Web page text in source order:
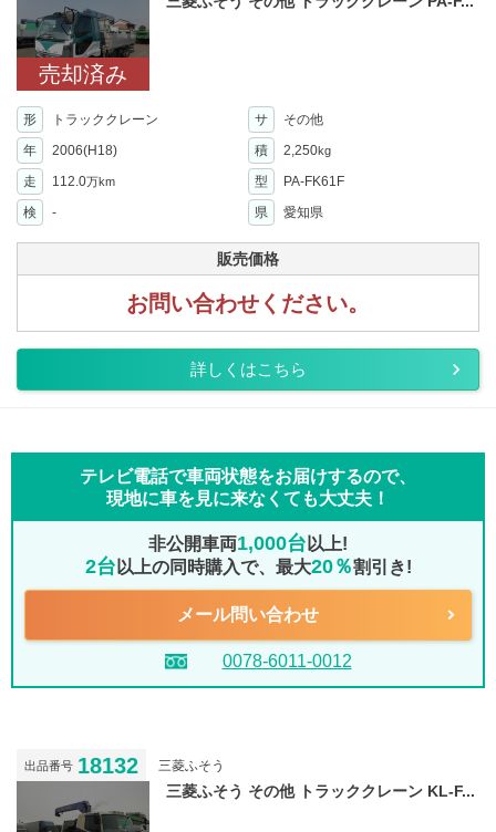
売却済み
形 トラッククレーン サ
その他
年
2006(H18) 積 2,250kg
走 112.0万km 型
PA-FK61F
検
- 県 愛知県
販売価格
お問い合わせください。
詳しくはこちら
テレビ電話で車両状態をお届けするので、
現地に車を見に来なくても大丈夫！
非公開車両1,000台 以上!
2台 以上の同時購入で、最大20％割引き!
メール問い合わせ
0078-6011-0012
出品番号 18132 三菱ふそう
三菱ふそう その他 トラッククレーン KL-F...